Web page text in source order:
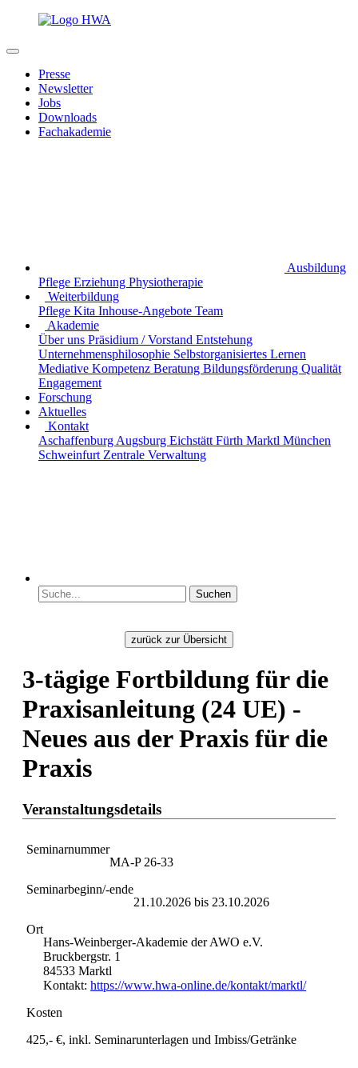
Presse
Newsletter
Jobs
Downloads
Fachakademie
Ausbildung
Pflege Erziehung Physiotherapie
Weiterbildung
Pflege Kita Inhouse-Angebote Team
Akademie
Über uns Präsidium / Vorstand Entstehung
Unternehmensphilosophie Selbstorganisiertes Lernen
Mediative Kompetenz Beratung Bildungsförderung Qualität
Engagement
Forschung
Aktuelles
Kontakt
Aschaffenburg Augsburg Eichstätt Fürth Marktl München
Schweinfurt Zentrale Verwaltung
zurück zur Übersicht
3-tägige Fortbildung für die
Praxisanleitung (24 UE) -
Neues aus der Praxis für die
Praxis
Veranstaltungsdetails
Seminarnummer
MA-P 26-33
Seminarbeginn/-ende
21.10.2026 bis 23.10.2026
Ort
Hans-Weinberger-Akademie der AWO e.V.
Bruckbergstr. 1
84533 Marktl
Kontakt: https://www.hwa-online.de/kontakt/marktl/
Kosten
425,- €, inkl. Seminarunterlagen und Imbiss/Getränke